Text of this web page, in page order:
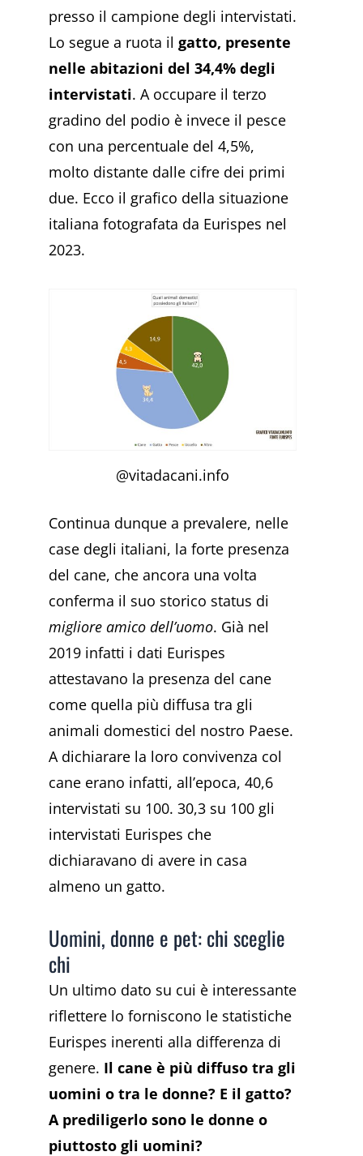
presso il campione degli intervistati.
Lo segue a ruota il gatto, presente
nelle abitazioni del 34,4% degli
intervistati. A occupare il terzo
gradino del podio è invece il pesce
con una percentuale del 4,5%,
molto distante dalle cifre dei primi
due. Ecco il grafico della situazione
italiana fotografata da Eurispes nel
2023.
@vitadacani.info
Continua dunque a prevalere, nelle
case degli italiani, la forte presenza
del cane, che ancora una volta
conferma il suo storico status di
migliore amico dell’uomo. Già nel
2019 infatti i dati Eurispes
attestavano la presenza del cane
come quella più diffusa tra gli
animali domestici del nostro Paese.
A dichiarare la loro convivenza col
cane erano infatti, all’epoca, 40,6
intervistati su 100. 30,3 su 100 gli
intervistati Eurispes che
dichiaravano di avere in casa
almeno un gatto.
Uomini, donne e pet: chi sceglie
chi
Un ultimo dato su cui è interessante
riflettere lo forniscono le statistiche
Eurispes inerenti alla differenza di
genere. Il cane è più diffuso tra gli
uomini o tra le donne? E il gatto?
A prediligerlo sono le donne o
piuttosto gli uomini?